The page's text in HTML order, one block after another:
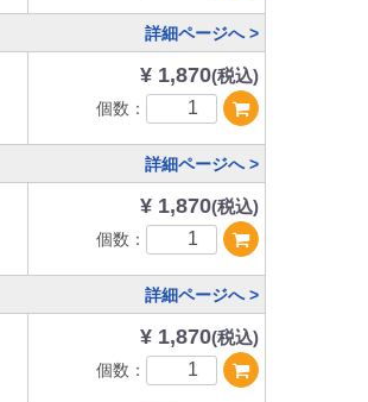
詳細ページへ >
¥ 1,870(税込)
個数：
詳細ページへ >
¥ 1,870(税込)
個数：
詳細ページへ >
¥ 1,870(税込)
個数：